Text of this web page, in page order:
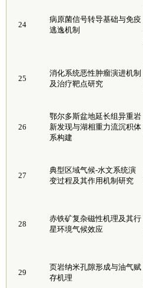
24
病原菌信号转导基础与免疫
逃逸机制
25
消化系统恶性肿瘤演进机制
及治疗靶点研究
26
鄂尔多斯盆地延长组异重岩
新发现与湖相重力流沉积体
系构建
27
典型区域气候-水文系统演
变过程及其作用机制研究
28
赤铁矿复杂磁性机理及其行
星环境气候效应
29
页岩纳米孔隙形成与油气赋
存机理